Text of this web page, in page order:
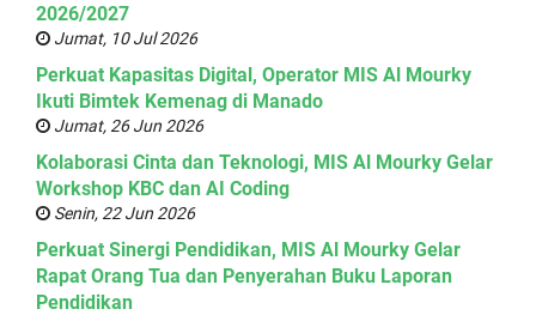
2026/2027
Jumat, 10 Jul 2026
Perkuat Kapasitas Digital, Operator MIS Al Mourky
Ikuti Bimtek Kemenag di Manado
Jumat, 26 Jun 2026
Kolaborasi Cinta dan Teknologi, MIS Al Mourky Gelar
Workshop KBC dan AI Coding
Senin, 22 Jun 2026
Perkuat Sinergi Pendidikan, MIS Al Mourky Gelar
Rapat Orang Tua dan Penyerahan Buku Laporan
Pendidikan